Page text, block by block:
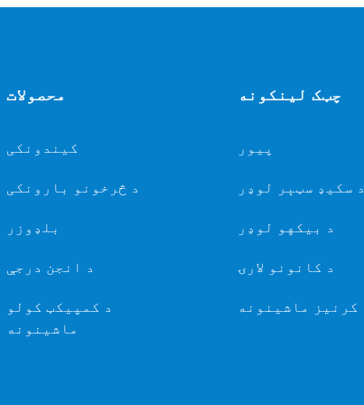
محصولات
کیندونکی
د څرخونو بارونکی
بلډوزر
د انجن درجې
د کمپیکټ کولو
ماشینونه
چټک لینکونه
پیور
د سکيډ سټېر لوډر
د بیکهو لوډر
د کانونو لارۍ
کرنیز ماشینونه